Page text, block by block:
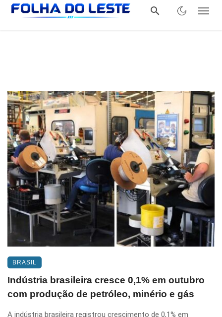
BRASIL
Indústria brasileira cresce 0,1% em outubro
com produção de petróleo, minério e gás
A indústria brasileira registrou crescimento de 0,1% em